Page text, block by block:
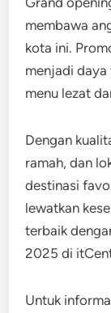
membawa
kota ini.
menjadi
menu lezat
Dengan
ramah, dan
destinasi
lewatkan
terbaik
2025 di
Untuk